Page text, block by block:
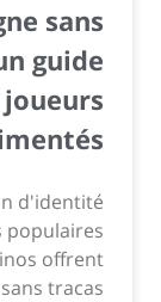
sans
guide
d'identité
populaires
offrent
tracas,...